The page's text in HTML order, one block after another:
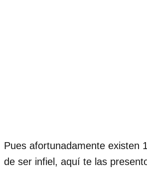
Pues afortunadamente existen
de ser infiel, aquí te las